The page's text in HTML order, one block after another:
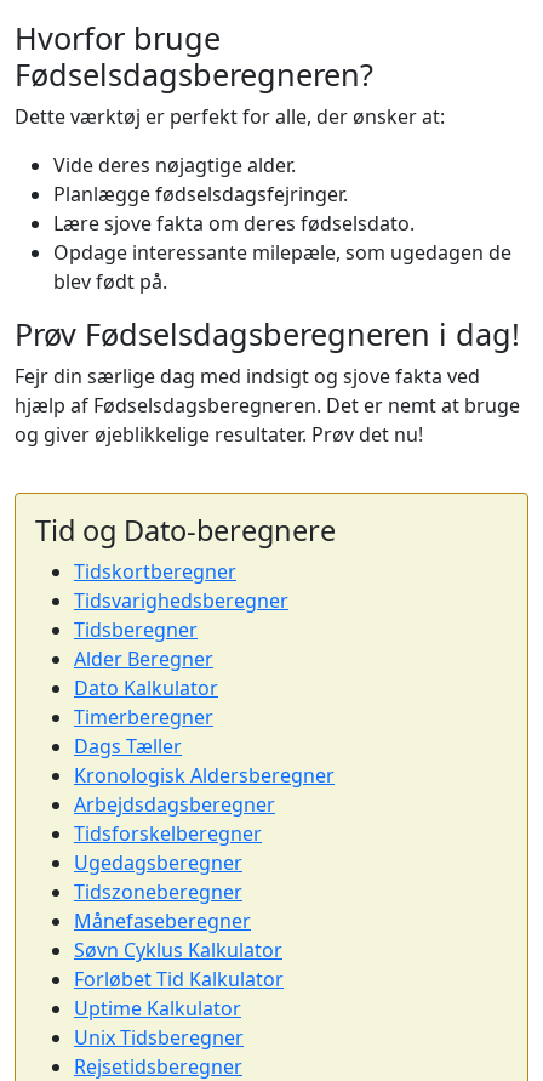
Hvorfor bruge
Fødselsdagsberegneren?
Dette værktøj er perfekt for alle, der ønsker at:
Vide deres nøjagtige alder.
Planlægge fødselsdagsfejringer.
Lære sjove fakta om deres fødselsdato.
Opdage interessante milepæle, som ugedagen de
blev født på.
Prøv Fødselsdagsberegneren i dag!
Fejr din særlige dag med indsigt og sjove fakta ved
hjælp af Fødselsdagsberegneren. Det er nemt at bruge
og giver øjeblikkelige resultater. Prøv det nu!
Tid og Dato-beregnere
Tidskortberegner
Tidsvarighedsberegner
Tidsberegner
Alder Beregner
Dato Kalkulator
Timerberegner
Dags Tæller
Kronologisk Aldersberegner
Arbejdsdagsberegner
Tidsforskelberegner
Ugedagsberegner
Tidszoneberegner
Månefaseberegner
Søvn Cyklus Kalkulator
Forløbet Tid Kalkulator
Uptime Kalkulator
Unix Tidsberegner
Rejsetidsberegner